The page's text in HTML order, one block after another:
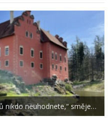
nikdo neuhodnete,“ směje…